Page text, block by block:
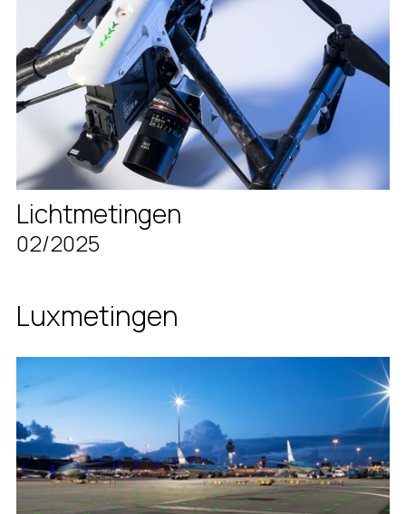
Lichtmetingen
02/2025
Luxmetingen